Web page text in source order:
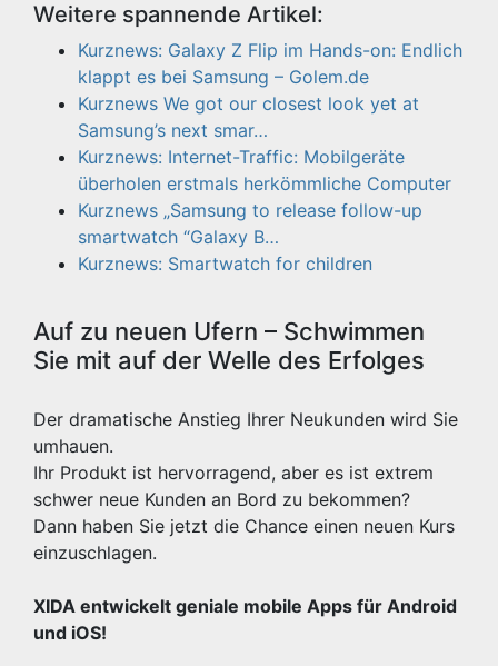
Weitere spannende Artikel:
Kurznews: Galaxy Z Flip im Hands-on: Endlich
klappt es bei Samsung – Golem.de
Kurznews We got our closest look yet at
Samsung’s next smar…
Kurznews: Internet-Traffic: Mobilgeräte
überholen erstmals herkömmliche Computer
Kurznews „Samsung to release follow-up
smartwatch “Galaxy B…
Kurznews: Smartwatch for children
Auf zu neuen Ufern – Schwimmen
Sie mit auf der Welle des Erfolges
Der dramatische Anstieg Ihrer Neukunden wird Sie
umhauen.
Ihr Produkt ist hervorragend, aber es ist extrem
schwer neue Kunden an Bord zu bekommen?
Dann haben Sie jetzt die Chance einen neuen Kurs
einzuschlagen.
XIDA entwickelt geniale mobile Apps für Android
und iOS!